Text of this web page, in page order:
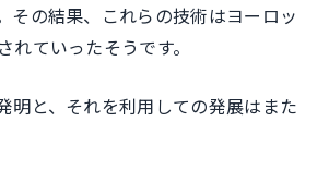
その結果、これらの技術はヨーロッ
れていったそうです。
明と、それを利用しての発展はまた